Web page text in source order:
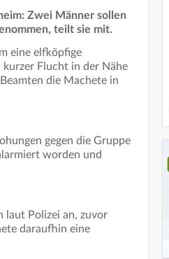
Zwei Männer sollen
teilt sie mit.
eine elfköpfige
kurzer Flucht in der Nähe
die Machete in
gegen die Gruppe
worden und
laut Polizei an, zuvor
daraufhin eine